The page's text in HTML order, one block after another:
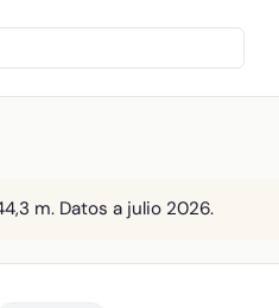
m. Datos a julio 2026.